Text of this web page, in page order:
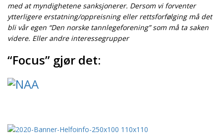
med at myndighetene sanksjonerer. Dersom vi forventer
ytterligere erstatning/oppreisning eller rettsforfølging må det
bli vår egen “Den norske tannlegeforening” som må ta saken
videre. Eller andre interessegrupper
“Focus” gjør det: